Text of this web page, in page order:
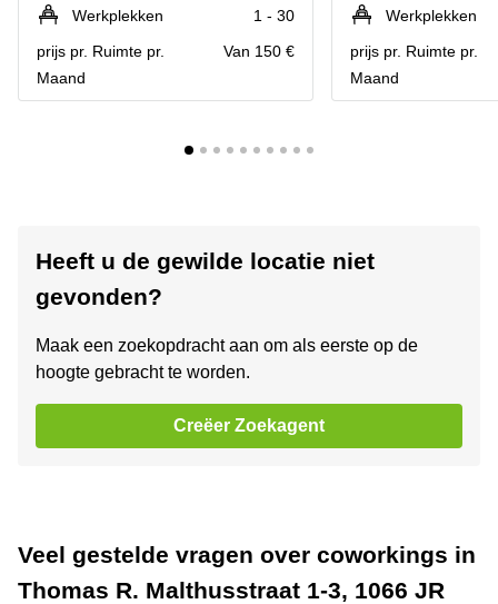
Werkplekken
1 - 30
prijs pr. Ruimte pr.
Maand
Van 150 €
Werkplekken
prijs pr. Ruimte pr.
Maand
Heeft u de gewilde locatie niet
gevonden?
Maak een zoekopdracht aan om als eerste op de
hoogte gebracht te worden.
Creëer Zoekagent
Veel gestelde vragen over coworkings in
Thomas R. Malthusstraat 1-3, 1066 JR